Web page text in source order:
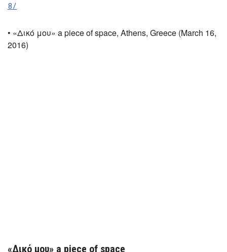
8/
• «Δικό μου» a piece of space, Athens, Greece (March 16,
2016)
«Δικό μου» a piece of space